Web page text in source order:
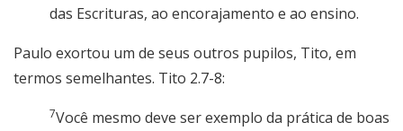
das Escrituras, ao encorajamento e ao ensino.
Paulo exortou um de seus outros pupilos, Tito, em
termos semelhantes. Tito 2.7-8:
7Você mesmo deve ser exemplo da prática de boas